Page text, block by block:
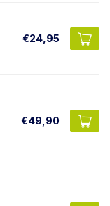
€24,95
€49,90